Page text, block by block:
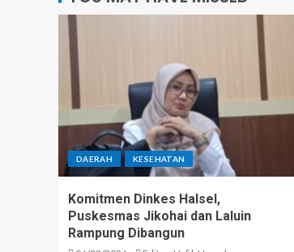
DAERAH KESEHATAN
Komitmen Dinkes Halsel,
Puskesmas Jikohai dan Laluin
Rampung Dibangun